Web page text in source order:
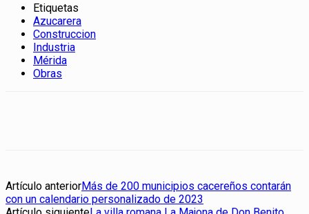
Etiquetas
Azucarera
Construccion
Industria
Mérida
Obras
Artículo anteriorMás de 200 municipios cacereños contarán
con un calendario personalizado de 2023